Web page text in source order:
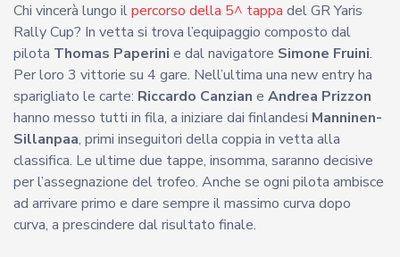
Chi vincerà lungo ilpercorso della 5^ tappa del GR Yaris
Rally Cup? In vetta si trova l’equipaggio composto dal
pilota Thomas Paperini e dal navigatore Simone Fruini.
Per loro 3 vittorie su 4 gare. Nell’ultima una new entry ha
sparigliato le carte: Riccardo Canzian e Andrea Prizzon
hanno messo tutti in fila, a iniziare dai finlandesi Manninen-
Sillanpaa, primi inseguitori della coppia in vetta alla
classifica. Le ultime due tappe, insomma, saranno decisive
per l’assegnazione del trofeo. Anche se ogni pilota ambisce
ad arrivare primo e dare sempre il massimo curva dopo
curva, a prescindere dal risultato finale.